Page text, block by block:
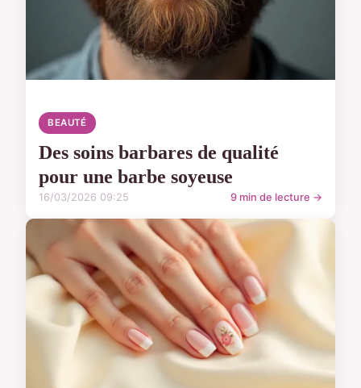
BEAUTÉ
Des soins barbares de qualité
pour une barbe soyeuse
16/03/2026 09:25 9 min de lecture →